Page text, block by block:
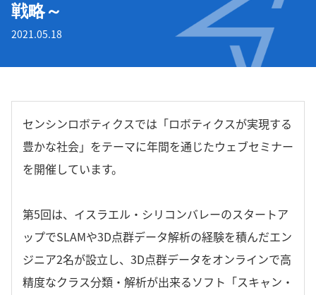
戦略～
2021.05.18
センシンロボティクスでは「ロボティクスが実現する
豊かな社会」をテーマに年間を通じたウェブセミナー
を開催しています。
第5回は、イスラエル・シリコンバレーのスタートア
ップでSLAMや3D点群データ解析の経験を積んだエン
ジニア2名が設立し、3D点群データをオンラインで高
精度なクラス分類・解析が出来るソフト「スキャン・